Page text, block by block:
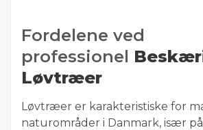
Fordelene ved
professionel
Løvtræer
Løvtræer er karakteristiske for
naturområder i Danmark, især på